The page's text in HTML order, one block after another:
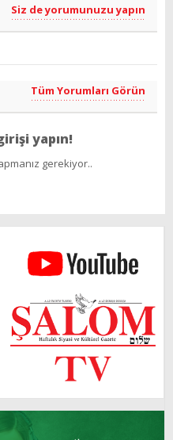
Siz de yorumunuzu yapın
Tüm Yorumları Görün
yapın!
gerekiyor..